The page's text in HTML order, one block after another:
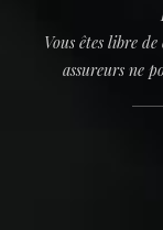
Vous êtes libre
assureurs ne